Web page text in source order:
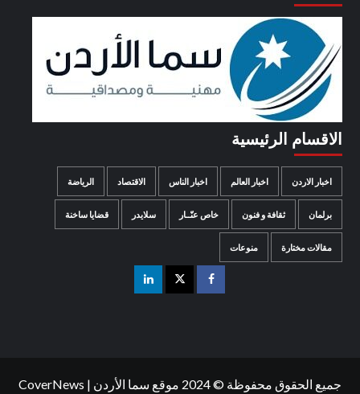
الاقسام الرئيسية
اخبار الاردن اخبار العالم اخبار الناس الاقتصاد الرياضة
برلمان ثقافة و فنون خاص عنّــار سلايدر قضايا ساخنة
مقالات مختارة منوعات
جميع الحقوق محفوظة © 2024 موقع سما الأردن |
CoverNews